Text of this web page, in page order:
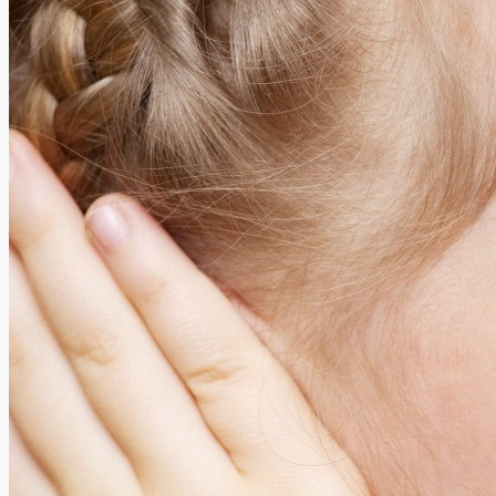
Visiter Amsterdam avec des enfants : plaisir garanti
Xavier Van Caneghem 0
Amsterdam est une ville pleine de surprises, même pour les
plus jeunes ! Dans cet article, nous vous dévoilons les...
Xavier Van Caneghem 0
Comment s’effectue un transfert d’argent vers l’étranger? Est-il
toujours fiable? Combien coûte-t-il? Voici quelques réponses....